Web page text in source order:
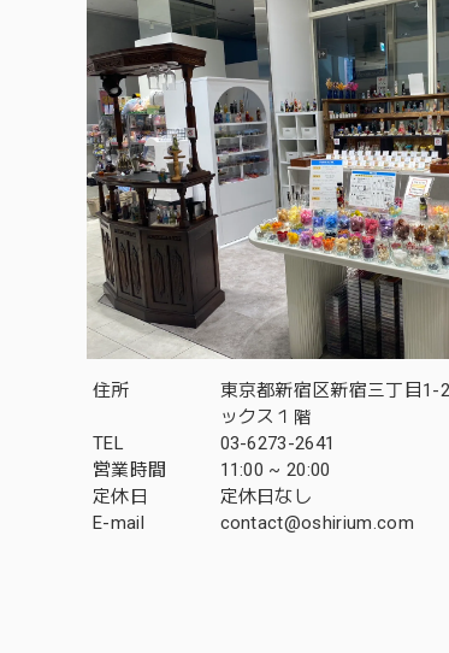
住所
東京都新宿区新宿三丁目1-
ックス１階
TEL
03-6273-2641
営業時間
11:00 ~ 20:00
定休日
定休日なし
E-mail
contact@oshirium.com